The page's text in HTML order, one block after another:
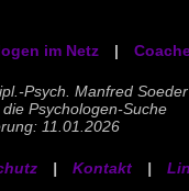
im Netz |
Psych. Manfred Soeder
Psychologen-Suche
11.01.2026
| Kontakt |